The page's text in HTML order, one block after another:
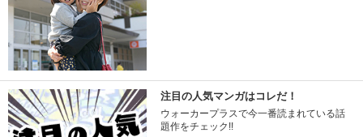
注目の人気マンガはコレだ！
ウォーカープラスで今一番読まれている話
題作をチェック!!